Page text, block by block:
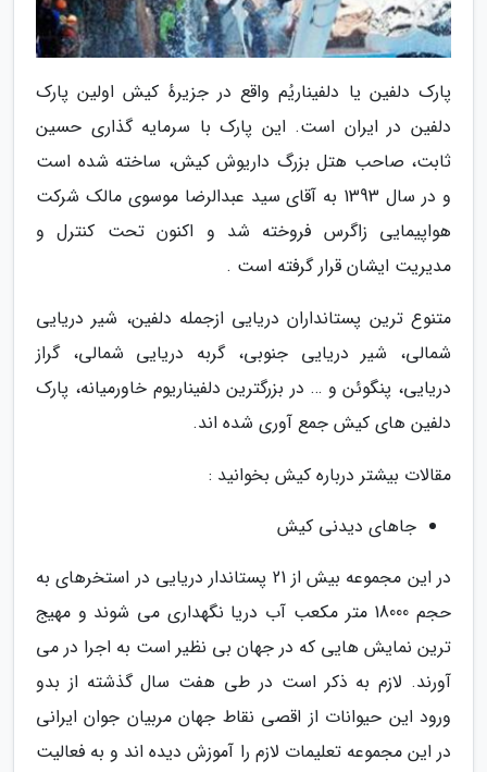
پارک دلفین یا دلفیناریُم واقع در جزیرهٔ کیش اولین پارک
دلفین در ایران است. این پارک با سرمایه گذاری حسین
ثابت، صاحب هتل بزرگ داریوش کیش، ساخته شده است
و در سال 1393 به آقای سید عبدالرضا موسوی مالک شرکت
هواپیمایی زاگرس فروخته شد و اکنون تحت کنترل و
مدیریت ایشان قرار گرفته است .
متنوع ترین پستانداران دریایی ازجمله دلفین، شیر دریایی
شمالی، شیر دریایی جنوبی، گربه دریایی شمالی، گراز
دریایی، پنگوئن و … در بزرگترین دلفیناریوم خاورمیانه، پارک
دلفین های کیش جمع آوری شده اند.
مقالات بیشتر درباره کیش بخوانید :
جاهای دیدنی کیش
در این مجموعه بیش از 21 پستاندار دریایی در استخرهای به
حجم 18000 متر مکعب آب دریا نگهداری می شوند و مهیج
ترین نمایش هایی که در جهان بی نظیر است به اجرا در می
آورند. لازم به ذکر است در طی هفت سال گذشته از بدو
ورود این حیوانات از اقصی نقاط جهان مربیان جوان ایرانی
در این مجموعه تعلیمات لازم را آموزش دیده اند و به فعالیت